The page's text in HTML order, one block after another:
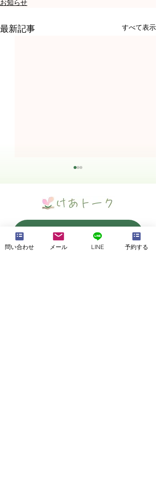
お知らせ
最新記事 すべて表示
News★新店舗情報⑥（お
予約・空きチェック
問い合わせ メール LINE 予約する